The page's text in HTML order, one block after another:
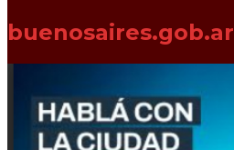
buenosaires.gob.ar